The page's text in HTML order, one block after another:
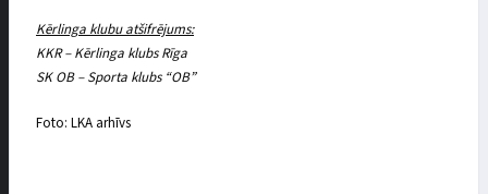
Kērlinga klubu atšifrējums:
KKR – Kērlinga klubs Rīga
SK OB – Sporta klubs “OB”
Foto: LKA arhīvs